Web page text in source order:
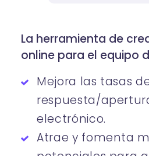
La herramienta de
online para el equipo
Mejora las tasas
respuesta/
electrónico.
Atrae y fomenta